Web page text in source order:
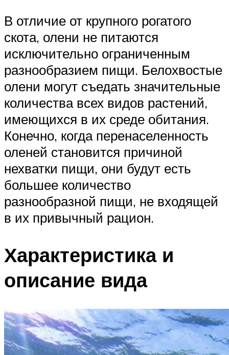
В отличие от крупного рогатого
скота, олени не питаются
исключительно ограниченным
разнообразием пищи. Белохвостые
олени могут съедать значительные
количества всех видов растений,
имеющихся в их среде обитания.
Конечно, когда перенаселенность
оленей становится причиной
нехватки пищи, они будут есть
большее количество
разнообразной пищи, не входящей
в их привычный рацион.
Характеристика и
описание вида